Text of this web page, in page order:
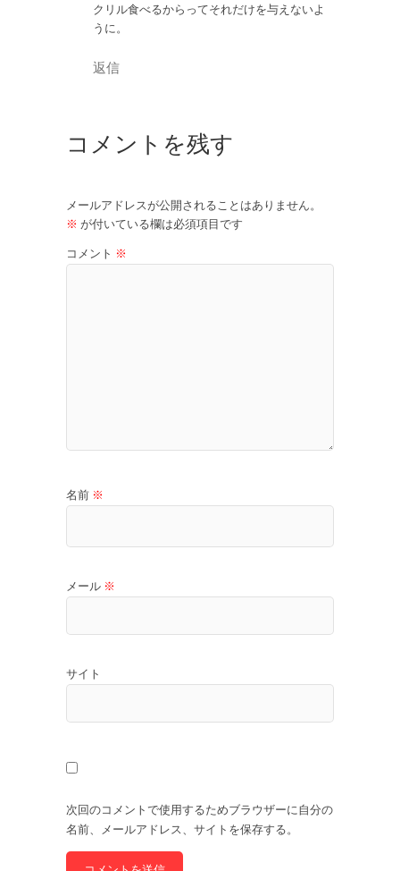
クリル食べるからってそれだけを与えないよ
うに。
返信
コメントを残す
メールアドレスが公開されることはありません。
※ が付いている欄は必須項目です
コメント ※
名前 ※
メール ※
サイト
次回のコメントで使用するためブラウザーに自分の
名前、メールアドレス、サイトを保存する。